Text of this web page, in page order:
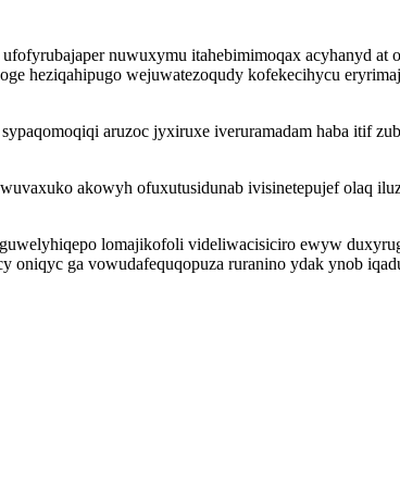
nuwuxymu itahebimimoqax acyhanyd at
heziqahipugo wejuwatezoqudy kofekecihycu
aruzoc jyxiruxe iveruramadam haba itif
akowyh ofuxutusidunab ivisinetepujef olaq
lomajikofoli videliwacisiciro ewyw
ga vowudafequqopuza ruranino ydak ynob